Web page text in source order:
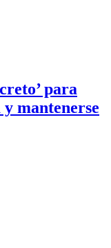
para
mantenerse